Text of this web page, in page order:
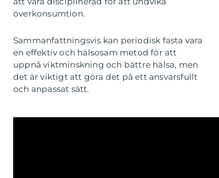
överkonsumtion.
Sammanfattningsvis kan periodisk fasta vara
en effektiv och hälsosam metod för att
uppnå viktminskning och bättre hälsa, men
det är viktigt att göra det på ett ansvarsfullt
och anpassat sätt.